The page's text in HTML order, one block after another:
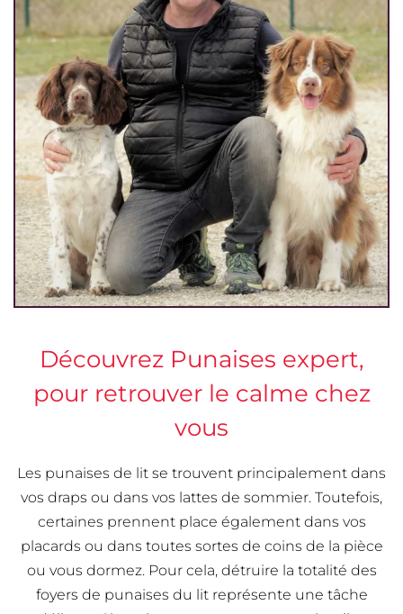
Découvrez Punaises expert,
pour retrouver le calme chez
vous
Les punaises de lit se trouvent principalement dans
vos draps ou dans vos lattes de sommier. Toutefois,
certaines prennent place également dans vos
placards ou dans toutes sortes de coins de la pièce
ou vous dormez. Pour cela, détruire la totalité des
foyers de punaises du lit représente une tâche